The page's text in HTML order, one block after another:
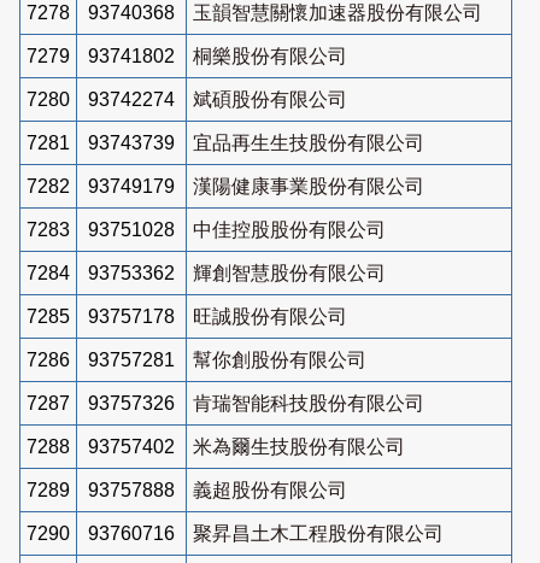
7278 93740368 玉韻智慧關懷加速器股份有限公司
7279 93741802 桐樂股份有限公司
7280 93742274 斌碩股份有限公司
7281 93743739 宜品再生生技股份有限公司
7282 93749179 漢陽健康事業股份有限公司
7283 93751028 中佳控股股份有限公司
7284 93753362 輝創智慧股份有限公司
7285 93757178 旺誠股份有限公司
7286 93757281 幫你創股份有限公司
7287 93757326 肯瑞智能科技股份有限公司
7288 93757402 米為爾生技股份有限公司
7289 93757888 義超股份有限公司
7290 93760716 聚昇昌土木工程股份有限公司